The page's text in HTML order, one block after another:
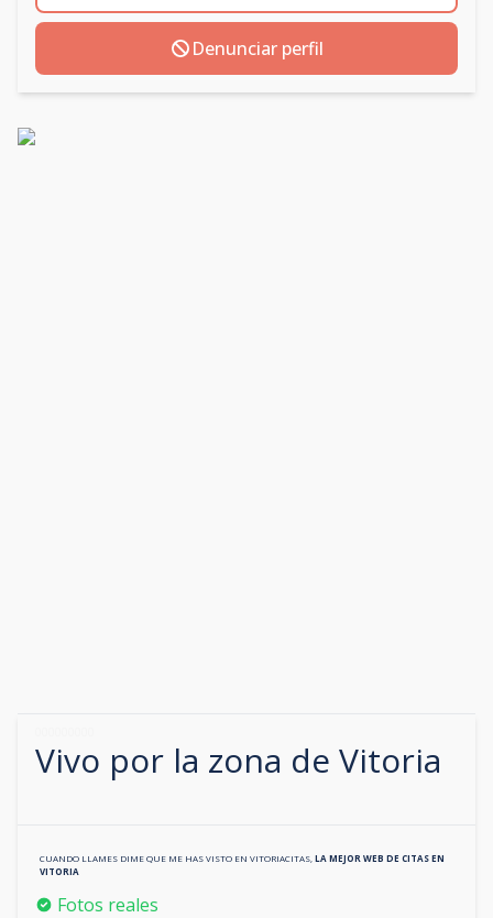
Denunciar perfil
Vivo por la zona de Vitoria
CUANDO LLAMES DIME QUE ME HAS VISTO EN VITORIACITAS LA MEJOR WEB DE CITAS EN
VITORIA
Fotos reales